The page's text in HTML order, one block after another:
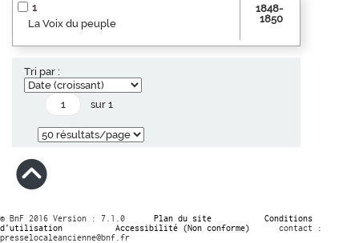
1
La Voix du peuple
1848-
1850
Tri par :
sur 1
© BnF 2016 Version : 7.1.0 Plan du site
Conditions
d’utilisation
Accessibilité (Non conforme)
contact :
presselocaleancienne@bnf.fr